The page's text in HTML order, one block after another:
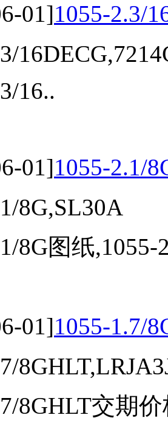
01]1055-2.3/
16..
01]1055-2.1/
8G,SL30A
8G图纸,1055-
01]1055-1.7/
8GHLT交期